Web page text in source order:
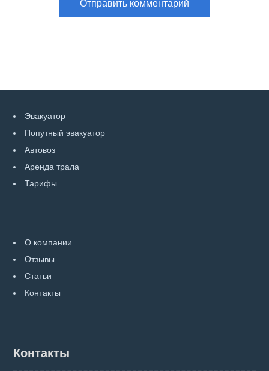
Эвакуатор
Попутный эвакуатор
Автовоз
Аренда трала
Тарифы
О компании
Отзывы
Статьи
Контакты
Контакты